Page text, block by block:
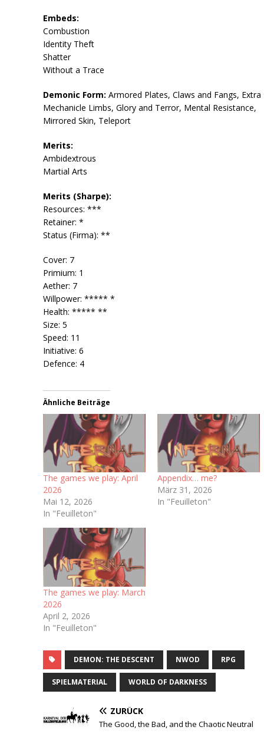
Embeds:
Combustion
Identity Theft
Shatter
Without a Trace
Demonic Form: Armored Plates, Claws and Fangs, Extra
Mechanicle Limbs, Glory and Terror, Mental Resistance,
Mirrored Skin, Teleport
Merits:
Ambidextrous
Martial Arts
Merits (Sharpe):
Resources: ***
Retainer: *
Status (Firma): **
Cover: 7
Primium: 1
Aether: 7
Willpower: ***** *
Health: ***** **
Size: 5
Speed: 11
Initiative: 6
Defence: 4
Ähnliche Beiträge
The games we play: April
2026
Mai 12, 2026
In "Feuilleton"
Appendix… me?
März 31, 2026
In "Feuilleton"
The games we play: March
2026
April 2, 2026
In "Feuilleton"
DEMON: THE DESCENT NWOD RPG
SPIELMATERIAL WORLD OF DARKNESS
ZURÜCK
The Good, the Bad, and the Chaotic Neutral